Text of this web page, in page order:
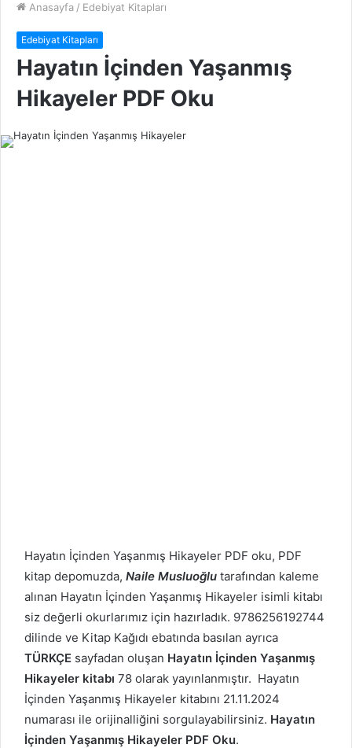
Anasayfa / Edebiyat Kitapları
Edebiyat Kitapları
Hayatın İçinden Yaşanmış
Hikayeler PDF Oku
Hayatın İçinden Yaşanmış Hikayeler PDF oku, PDF
kitap depomuzda, Naile Musluoğlu tarafından kaleme
alınan Hayatın İçinden Yaşanmış Hikayeler isimli kitabı
siz değerli okurlarımız için hazırladık. 9786256192744
dilinde ve Kitap Kağıdı ebatında basılan ayrıca
TÜRKÇE sayfadan oluşan Hayatın İçinden Yaşanmış
Hikayeler kitabı 78 olarak yayınlanmıştır. Hayatın
İçinden Yaşanmış Hikayeler kitabını 21.11.2024
numarası ile orijinalliğini sorgulayabilirsiniz. Hayatın
İçinden Yaşanmış Hikayeler PDF Oku.